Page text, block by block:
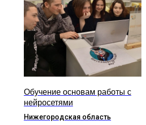
Обучение основам работы с
нейросетями
Нижегородская область